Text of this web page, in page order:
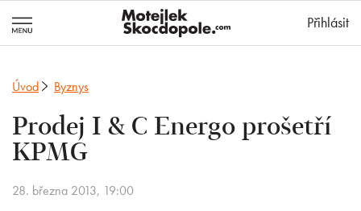
Přihlásit
Úvod Byznys
Prodej I & C Energo prošetří
KPMG
28. března 2013, 19:00